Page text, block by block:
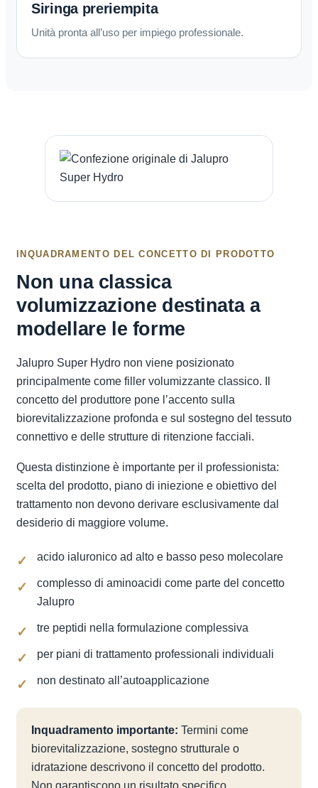
Siringa preriempita
Unità pronta all’uso per impiego professionale.
INQUADRAMENTO DEL CONCETTO DI PRODOTTO
Non una classica
volumizzazione destinata a
modellare le forme
Jalupro Super Hydro non viene posizionato
principalmente come filler volumizzante classico. Il
concetto del produttore pone l’accento sulla
biorevitalizzazione profonda e sul sostegno del tessuto
connettivo e delle strutture di ritenzione facciali.
Questa distinzione è importante per il professionista:
scelta del prodotto, piano di iniezione e obiettivo del
trattamento non devono derivare esclusivamente dal
desiderio di maggiore volume.
acido ialuronico ad alto e basso peso molecolare
complesso di aminoacidi come parte del concetto
Jalupro
tre peptidi nella formulazione complessiva
per piani di trattamento professionali individuali
non destinato all’autoapplicazione
Inquadramento importante: Termini come
biorevitalizzazione, sostegno strutturale o
idratazione descrivono il concetto del prodotto.